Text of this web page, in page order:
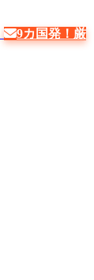
9カ国発！厳